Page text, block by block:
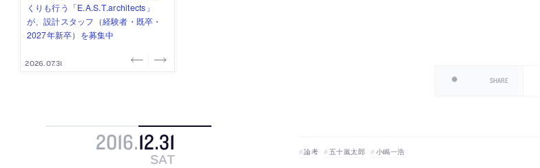
き方を実践する「株式会社つぎと」
が、設計スタッフ（経験者・既卒）
を募集中
2026.08.03
2026.08.03
くりも行う「E.A.S.T.architects」
が、設計スタッフ（経験者・既卒・
2027年新卒）を募集中
2026.07.31
バイト・事務職を募集中
2026.07.30
「PANDA：山本浩三建築設計事務
所」が、設計スタッフ（経験者・既
卒・2027年新卒）を募集中
2026.07.29
2016.12.31
SAT
SHARE
論考 五十嵐太郎 小嶋一浩